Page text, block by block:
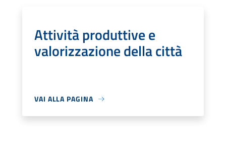
Attività produttive e
valorizzazione della città
VAI ALLA PAGINA